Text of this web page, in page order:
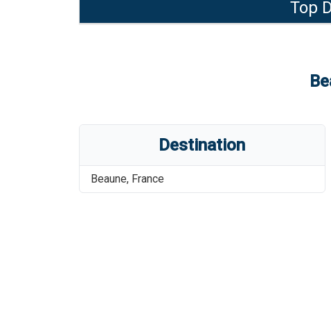
Top
Destination
Beaune, France